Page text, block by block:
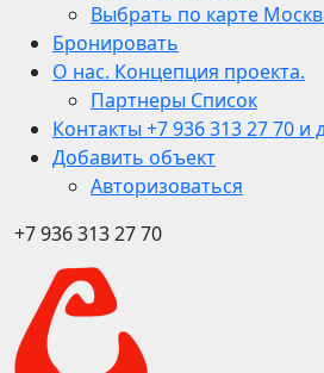
Выбрать по карте
Бронировать
О нас. Концепция проекта.
Партнеры Список
Контакты +7 936 313 27 70 и
Добавить объект
Авторизоваться
+7 936 313 27 70